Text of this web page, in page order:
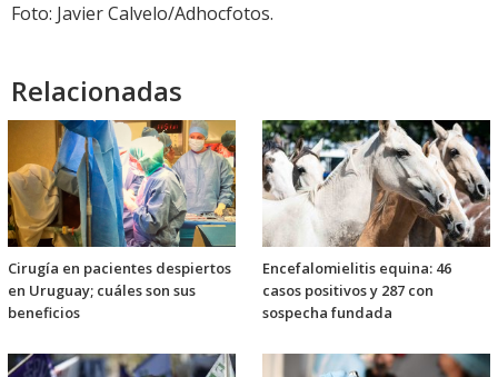
Foto: Javier Calvelo/Adhocfotos.
Relacionadas
Cirugía en pacientes despiertos
en Uruguay; cuáles son sus
beneficios
Encefalomielitis equina: 46
casos positivos y 287 con
sospecha fundada